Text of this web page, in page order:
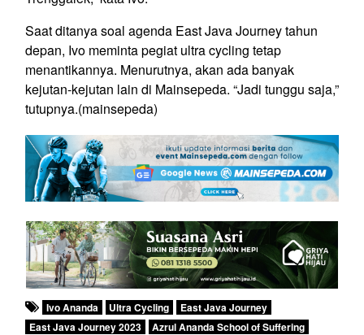
Saat ditanya soal agenda East Java Journey tahun
depan, Ivo meminta pegiat ultra cycling tetap
menantikannya. Menurutnya, akan ada banyak
kejutan-kejutan lain di Mainsepeda. “Jadi tunggu saja,”
tutupnya.(mainsepeda)
Ivo Ananda Ultra Cycling
East Java Journey
East Java Journey 2023
Azrul Ananda School of Suffering